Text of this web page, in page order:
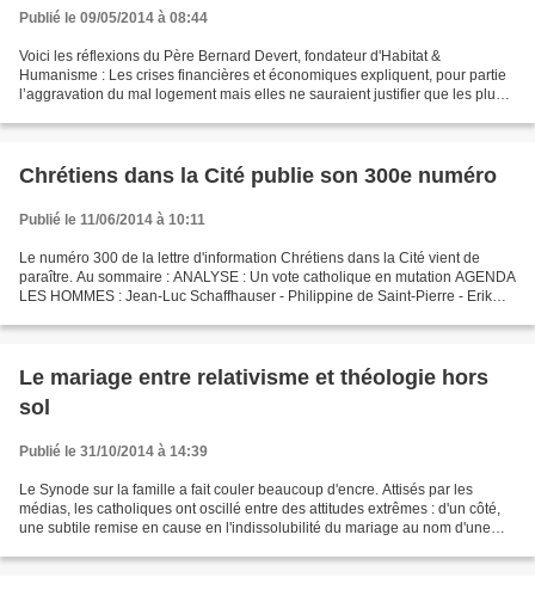
Publié le 09/05/2014 à 08:44
Voici les réflexions du Père Bernard Devert, fondateur d'Habitat &
Humanisme : Les crises financières et économiques expliquent, pour partie
l’aggravation du mal logement mais elles ne sauraient justifier que les plus
Chrétiens dans la Cité publie son 300e numéro
Publié le 11/06/2014 à 10:11
Le numéro 300 de la lettre d'information Chrétiens dans la Cité vient de
paraître. Au sommaire : ANALYSE : Un vote catholique en mutation AGENDA
LES HOMMES : Jean-Luc Schaffhauser - Philippine de Saint-Pierre - Erik
Le mariage entre relativisme et théologie hors
sol
Publié le 31/10/2014 à 14:39
Le Synode sur la famille a fait couler beaucoup d'encre. Attisés par les
médias, les catholiques ont oscillé entre des attitudes extrêmes : d'un côté,
une subtile remise en cause en l'indissolubilité du mariage au nom d'une